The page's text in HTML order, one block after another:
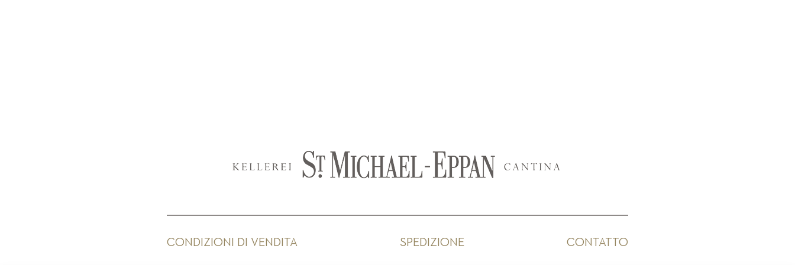
CONDIZIONI DI VENDITA SPEDIZIONE CONTATTO